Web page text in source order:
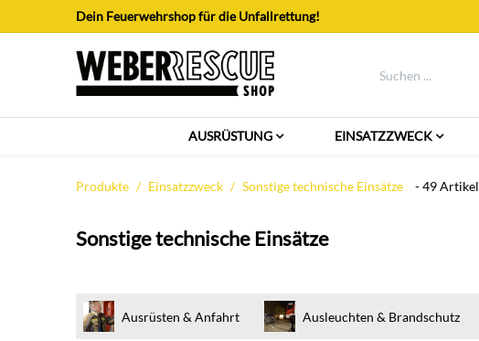
Zum Inhalt springenDein Feuerwehrshop für die Unfallrettung!
AUSRÜSTUNG EINSATZZWECK
Produkte Einsatzzweck Sonstige technische Einsätze - 49 Artikel
Sonstige technische Einsätze
Ausrüsten & Anfahrt Ausleuchten & Brandschutz